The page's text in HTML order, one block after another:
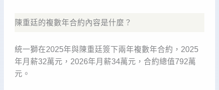
陳重廷的複數年合約內容是什麼？
統一獅在2025年與陳重廷簽下兩年複數年合約，2025
年月薪32萬元，2026年月薪34萬元，合約總值792萬
元。